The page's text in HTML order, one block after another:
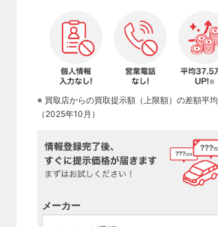
※ 買取店からの買取提示額（上限額）の差額平均
（2025年10月）
メーカー